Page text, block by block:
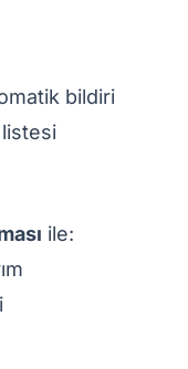
bildiri
ile: